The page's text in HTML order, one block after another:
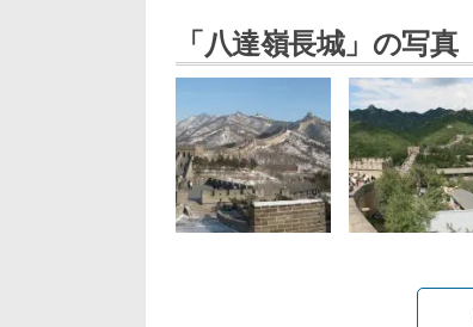
「八達嶺長城」の写真